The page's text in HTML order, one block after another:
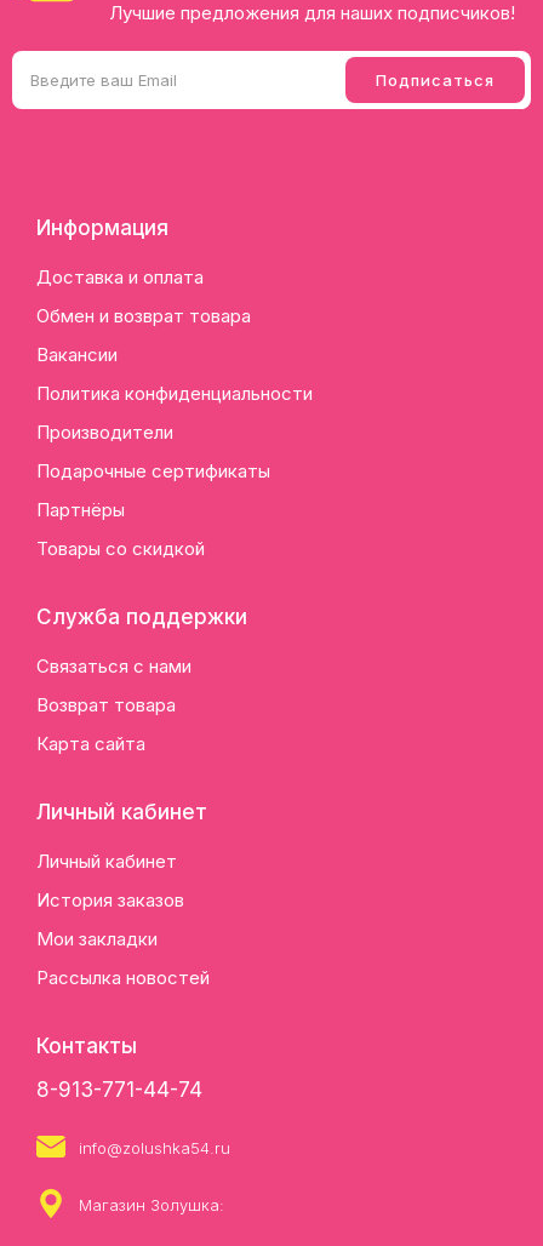
Лучшие предложения для наших подписчиков!
Информация
Доставка и оплата
Обмен и возврат товара
Вакансии
Политика конфиденциальности
Производители
Подарочные сертификаты
Партнёры
Товары со скидкой
Служба поддержки
Связаться с нами
Возврат товара
Карта сайта
Личный кабинет
Личный кабинет
История заказов
Мои закладки
Рассылка новостей
Контакты
8-913-771-44-74
info@zolushka54.ru
Магазин Золушка: